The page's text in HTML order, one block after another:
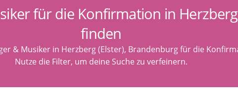
für die Konfirmation in
finden
& Musiker in Herzberg (Elster), Brandenburg für die
Nutze die Filter, um deine Suche zu verfeinern.